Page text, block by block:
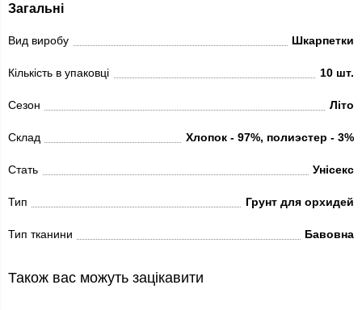
Загальні
Вид виробу Шкарпетки
Кількість в упаковці 10 шт.
Сезон Літо
Склад Хлопок - 97%, полиэстер - 3%
Стать Унісекс
Тип Грунт для орхидей
Тип тканини Бавовна
Також вас можуть зацікавити